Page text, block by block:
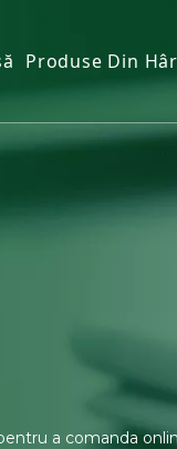
Produse Din
Șervețele
a comanda